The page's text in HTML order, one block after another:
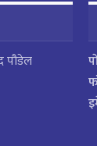
पौडेल